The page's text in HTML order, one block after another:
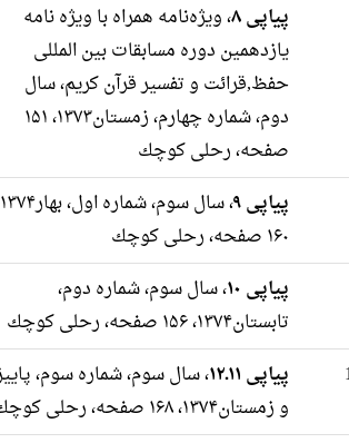
پیاپی ۸ ، ویژه‌نامه همراه با ویژه نامه
یازدهمین دوره مسابقات بین المللی
حفظ,قرائت و تفسیر قرآن کریم، سال
دوم، شماره چهارم، زمستان۱۳۷۳، ۱۵۱
صفحه، رحلى كوچك
پیاپی ۹
۱۶۰ صفحه، رحلى كوچك
پیاپی ۱۰ ، سال سوم، شماره دوم،
تابستان۱۳۷۴، ۱۵۶ صفحه، رحلى كوچك
پیاپی ۱۱ـ۱۲
، سال سوم، شماره سوم،
و زمستان۱۳۷۴، ۱۶۸ صفحه، رحلى كوچك